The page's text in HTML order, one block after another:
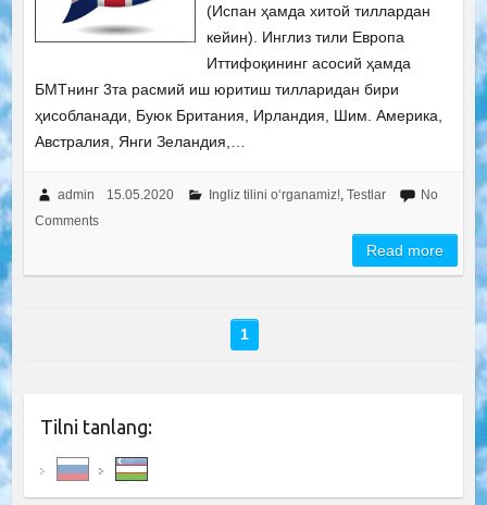
(Испан ҳамда хитой тиллардан
кейин). Инглиз тили Европа
Иттифоқининг асосий ҳамда
БМТнинг 3та расмий иш юритиш тилларидан бири
ҳисобланади, Буюк Британия, Ирландия, Шим. Америка,
Австралия, Янги Зеландия,…
admin 15.05.2020 Ingliz tilini o‘rganamiz!, Testlar
No
Comments
Read more
1
Tilni tanlang: